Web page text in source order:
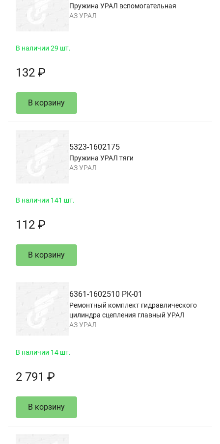
Пружина УРАЛ вспомогательная
АЗ УРАЛ
В наличии 29 шт.
132 ₽
В корзину
5323-1602175
Пружина УРАЛ тяги
АЗ УРАЛ
В наличии 141 шт.
112 ₽
В корзину
6361-1602510 РК-01
Ремонтный комплект гидравлического
цилиндра сцепления главный УРАЛ
АЗ УРАЛ
В наличии 14 шт.
2 791 ₽
В корзину